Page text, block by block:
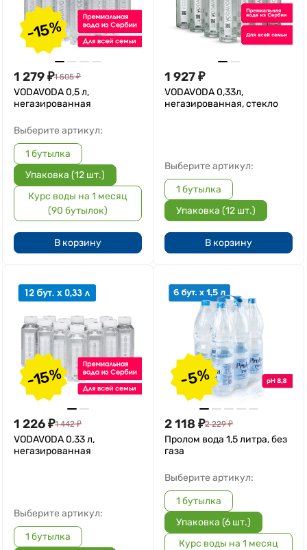
-15%
1 279₽1 505 ₽
VODAVODA 0,5 л,
негазированная
Выберите артикул:
1 бутылка
Упаковка (12 шт.)
Курс воды на 1 месяц
(90 бутылок)
В корзину
1 927₽
VODAVODA 0,33л,
негазированная, стекло
Выберите артикул:
1 бутылка
Упаковка (12 шт.)
В корзину
-15%
1 226₽1 442 ₽
VODAVODA 0,33 л,
негазированная
Выберите артикул:
1 бутылка
-5%
2 118 ₽2 229 ₽
Пролом вода 1,5 литра, без
газа
Выберите артикул:
1 бутылка
Упаковка (6 шт.)
Курс воды на 1 месяц